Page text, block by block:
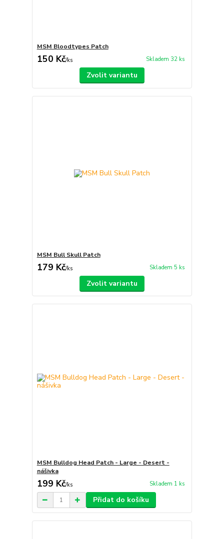
MSM Bloodtypes Patch
150 Kč/ks Skladem 32 ks
Zvolit variantu
MSM Bull Skull Patch
179 Kč/ks Skladem 5 ks
Zvolit variantu
MSM Bulldog Head Patch - Large - Desert -
nášivka
199 Kč/ks Skladem 1 ks
Přidat do košíku